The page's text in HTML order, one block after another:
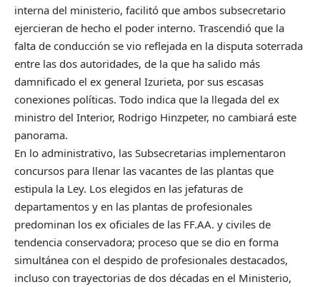
interna del ministerio, facilitó que ambos subsecretario
ejercieran de hecho el poder interno. Trascendió que la
falta de conducción se vio reflejada en la disputa soterrada
entre las dos autoridades, de la que ha salido más
damnificado el ex general Izurieta, por sus escasas
conexiones políticas. Todo indica que la llegada del ex
ministro del Interior, Rodrigo Hinzpeter, no cambiará este
panorama.
En lo administrativo, las Subsecretarias implementaron
concursos para llenar las vacantes de las plantas que
estipula la Ley. Los elegidos en las jefaturas de
departamentos y en las plantas de profesionales
predominan los ex oficiales de las FF.AA. y civiles de
tendencia conservadora; proceso que se dio en forma
simultánea con el despido de profesionales destacados,
incluso con trayectorias de dos décadas en el Ministerio,